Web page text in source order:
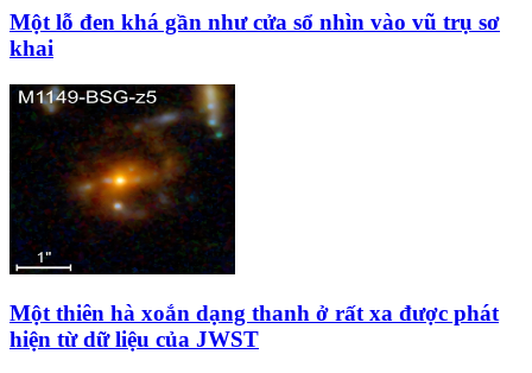
Một lỗ đen khá gần như cửa sổ nhìn vào vũ trụ sơ
khai
Một thiên hà xoắn dạng thanh ở rất xa được phát
hiện từ dữ liệu của JWST